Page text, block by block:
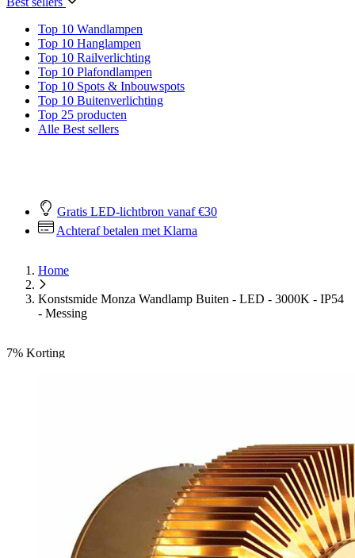
Top 10 Wandlampen
Top 10 Hanglampen
Top 10 Railverlichting
Top 10 Plafondlampen
Top 10 Spots & Inbouwspots
Top 10 Buitenverlichting
Top 25 producten
Alle Best sellers
Gratis LED-lichtbron vanaf €30
Achteraf betalen met Klarna
Home
Konstsmide Monza Wandlamp Buiten - LED - 3000K - IP54
- Messing
7% Korting